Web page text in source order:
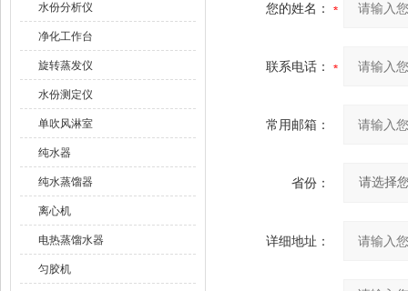
水份分析仪
净化工作台
旋转蒸发仪
水份测定仪
单吹风淋室
纯水器
纯水蒸馏器
离心机
电热蒸馏水器
匀胶机
您的姓名：
联系电话：
常用邮箱：
省份：
详细地址：